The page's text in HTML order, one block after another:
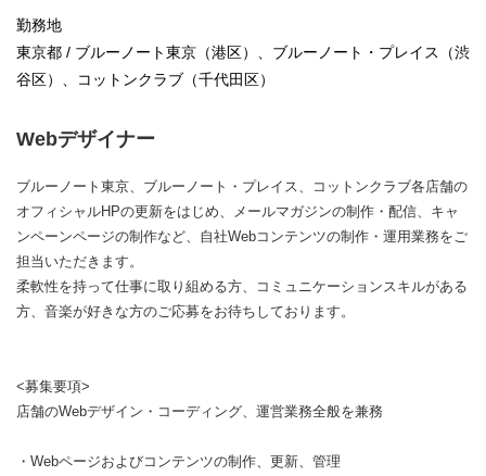
勤務地
東京都 / ブルーノート東京（港区）、ブルーノート・プレイス（渋
谷区）、コットンクラブ（千代田区）
Webデザイナー
ブルーノート東京、ブルーノート・プレイス、コットンクラブ各店舗の
オフィシャルHPの更新をはじめ、メールマガジンの制作・配信、キャ
ンペーンページの制作など、自社Webコンテンツの制作・運用業務をご
担当いただきます。
柔軟性を持って仕事に取り組める方、コミュニケーションスキルがある
方、音楽が好きな方のご応募をお待ちしております。
<募集要項>
店舗のWebデザイン・コーディング、運営業務全般を兼務
・Webページおよびコンテンツの制作、更新、管理